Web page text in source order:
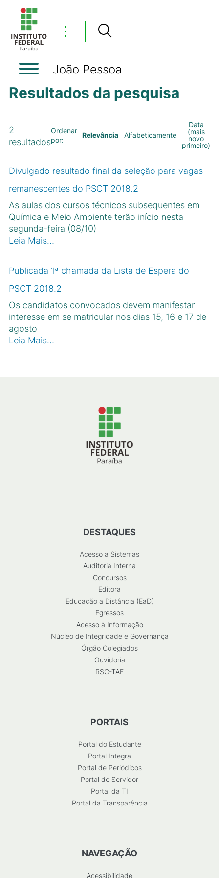
⋮
João Pessoa
Resultados da pesquisa
2
resultados
Ordenar
por:
Relevância Alfabeticamente
Data
(mais
novo
primeiro)
Divulgado resultado final da seleção para vagas
remanescentes do PSCT 2018.2
As aulas dos cursos técnicos subsequentes em
Química e Meio Ambiente terão início nesta
segunda-feira (08/10)
Leia Mais…
Publicada 1ª chamada da Lista de Espera do
PSCT 2018.2
Os candidatos convocados devem manifestar
interesse em se matricular nos dias 15, 16 e 17 de
agosto
Leia Mais…
DESTAQUES
Acesso a Sistemas
Auditoria Interna
Concursos
Editora
Educação a Distância (EaD)
Egressos
Acesso à Informação
Núcleo de Integridade e Governança
Órgão Colegiados
Ouvidoria
RSC-TAE
PORTAIS
Portal do Estudante
Portal Integra
Portal de Periódicos
Portal do Servidor
Portal da TI
Portal da Transparência
NAVEGAÇÃO
Acessibilidade